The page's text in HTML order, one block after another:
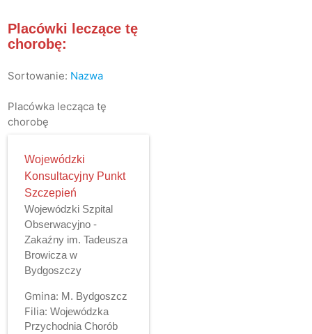
Placówki leczące tę
chorobę:
Sortowanie: Nazwa
Placówka lecząca tę
chorobę
Wojewódzki
Konsultacyjny Punkt
Szczepień
Wojewódzki Szpital
Obserwacyjno -
Zakaźny im. Tadeusza
Browicza w
Bydgoszczy
Gmina: M. Bydgoszcz
Filia: Wojewódzka
Przychodnia Chorób